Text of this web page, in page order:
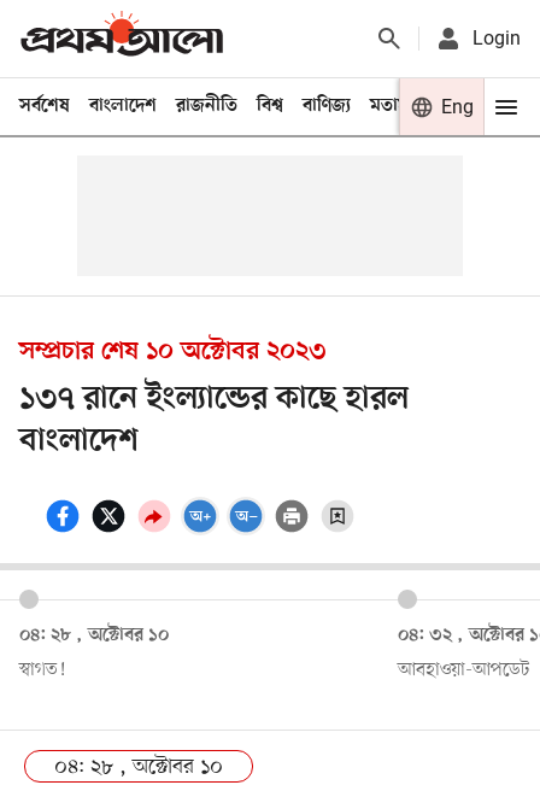
Login
সর্বশেষ বাংলাদেশ রাজনীতি বিশ্ব বাণিজ্য মতামত খেলা
Eng
সম্প্রচার শেষ ১০ অক্টোবর ২০২৩
১৩৭ রানে ইংল্যান্ডের কাছে হারল
বাংলাদেশ
০৪: ২৮ , অক্টোবর ১০
স্বাগত!
০৪: ৩২ , অক্টোবর
আবহাওয়া-আপডেট
০৪: ২৮ , অক্টোবর ১০